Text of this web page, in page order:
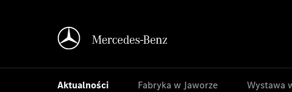
Aktualności Fabryka w Jaworze Wystawa